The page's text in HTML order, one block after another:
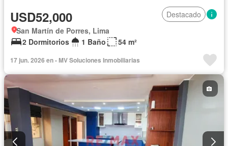
USD52,000
Destacado
San Martín de Porres, Lima
2 Dormitorios
1 Baño 54 m²
17 jun. 2026 en - MV Soluciones Inmobiliarias